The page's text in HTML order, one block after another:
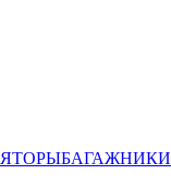
БАГАЖНИКИ